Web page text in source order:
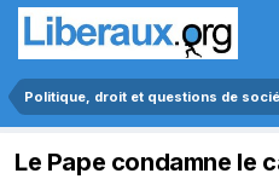
Politique, droit et questions de
Le Pape condamne le